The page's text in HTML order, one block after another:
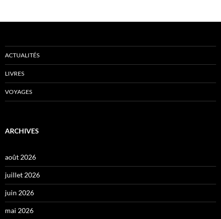
ACTUALITÉS
LIVRES
VOYAGES
ARCHIVES
août 2026
juillet 2026
juin 2026
mai 2026